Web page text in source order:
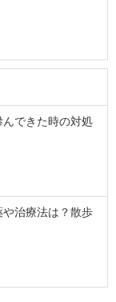
できた時の対処
治療法は？散歩